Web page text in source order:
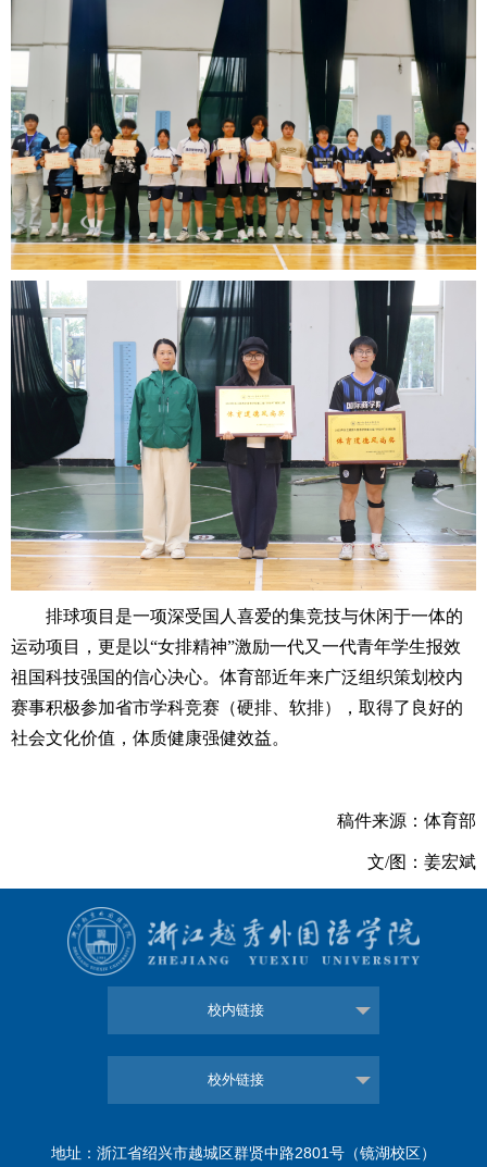
排球项目是一项深受国人喜爱的集竞技与休闲于一体的
运动项目，更是以“女排精神”激励一代又一代青年学生报效
祖国科技强国的信心决心。体育部近年来广泛组织策划校内
赛事积极参加省市学科竞赛（硬排、软排），取得了良好的
社会文化价值，体质健康强健效益。
稿件来源：体育部
文/图：姜宏斌
校内链接
校外链接
地址：浙江省绍兴市越城区群贤中路2801号（镜湖校区）